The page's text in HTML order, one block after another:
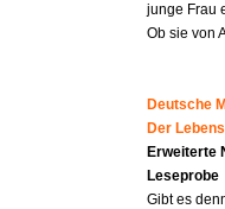
junge Frau
Ob sie von
Deutsche
Der
Erweiterte
Leseprobe
Gibt es